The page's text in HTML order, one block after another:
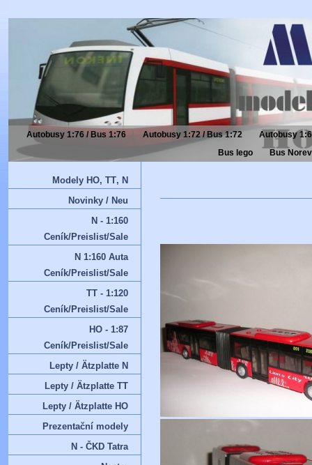
Autobusy
Autobusy 1:72 / Bus 1:72
Autobusy 1:76 / Bus 1:76
Bus Norev
Bus lego
Modely HO‚ TT‚ N
Novinky / Neu
N - 1:160
Ceník/Preislist/Sale
N 1:160 Auta
Ceník/Preislist/Sale
TT - 1:120
Ceník/Preislist/Sale
HO - 1:87
Ceník/Preislist/Sale
Lepty / Ätzplatte N
Lepty / Ätzplatte TT
Lepty / Ätzplatte HO
Prezentační modely
N - ČKD Tatra